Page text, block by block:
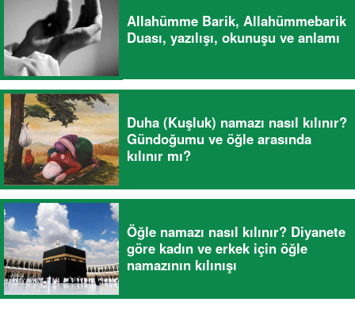
Allahümme Barik, Allahümmebarik
Duası, yazılışı, okunuşu ve anlamı
Duha (Kuşluk) namazı nasıl kılınır?
Gündoğumu ve öğle arasında
kılınır mı?
Öğle namazı nasıl kılınır? Diyanete
göre kadın ve erkek için öğle
namazının kılınışı